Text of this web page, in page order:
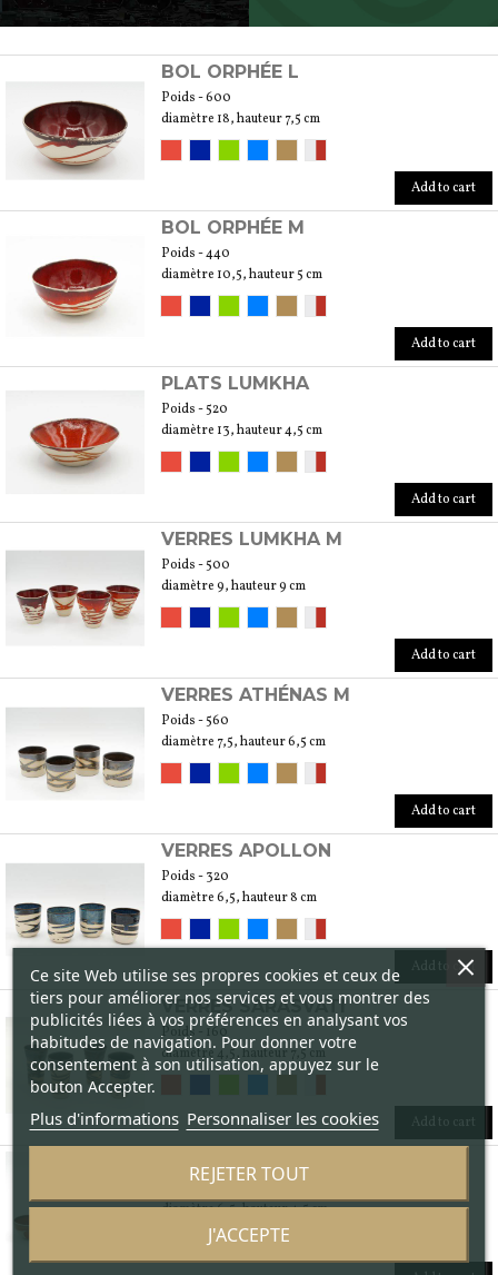
BOL ORPHÉE L
Poids - 600
diamètre 18, hauteur 7,5 cm
Add to cart
BOL ORPHÉE M
Poids - 440
diamètre 10,5, hauteur 5 cm
Add to cart
PLATS LUMKHA
Poids - 520
diamètre 13, hauteur 4,5 cm
Add to cart
VERRES LUMKHA M
Poids - 500
diamètre 9, hauteur 9 cm
Add to cart
VERRES ATHÉNAS M
Poids - 560
diamètre 7,5, hauteur 6,5 cm
Add to cart
VERRES APOLLON
Poids - 320
diamètre 6,5, hauteur 8 cm
Add to cart
VERRES SARASVATI
Poids - 160
diamètre 4,5, hauteur 7,5 cm
Add to cart
TASSES XOCHIPILLI
Poids - 160
diamètre 6,5, hauteur 4,5 cm
Ce site Web utilise ses propres cookies et ceux de
tiers pour améliorer nos services et vous montrer des
publicités liées à vos préférences en analysant vos
habitudes de navigation. Pour donner votre
consentement à son utilisation, appuyez sur le
bouton Accepter.
Plus d'informations Personnaliser les cookies
REJETER TOUT
J'ACCEPTE